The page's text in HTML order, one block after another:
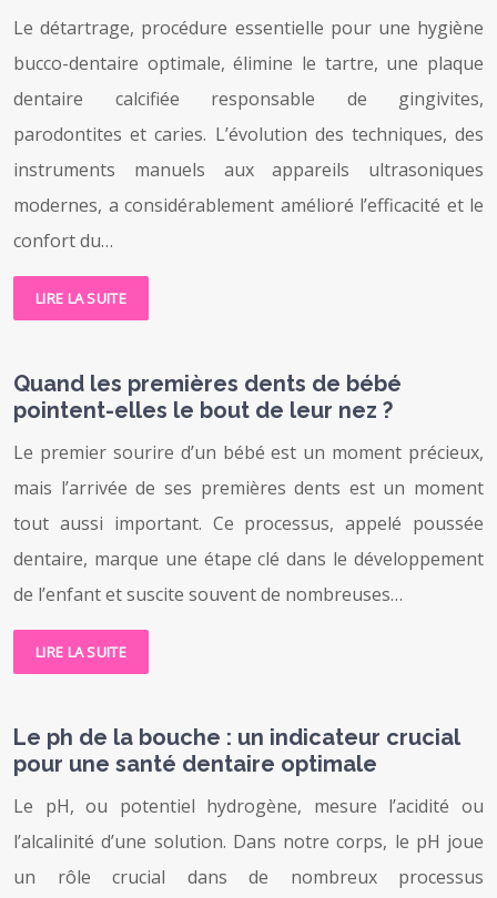
Le détartrage, procédure essentielle pour une hygiène
bucco-dentaire optimale, élimine le tartre, une plaque
dentaire calcifiée responsable de gingivites,
parodontites et caries. L’évolution des techniques, des
instruments manuels aux appareils ultrasoniques
modernes, a considérablement amélioré l’efficacité et le
confort du…
LIRE LA SUITE
Quand les premières dents de bébé
pointent-elles le bout de leur nez ?
Le premier sourire d’un bébé est un moment précieux,
mais l’arrivée de ses premières dents est un moment
tout aussi important. Ce processus, appelé poussée
dentaire, marque une étape clé dans le développement
de l’enfant et suscite souvent de nombreuses…
LIRE LA SUITE
Le ph de la bouche : un indicateur crucial
pour une santé dentaire optimale
Le pH, ou potentiel hydrogène, mesure l’acidité ou
l’alcalinité d’une solution. Dans notre corps, le pH joue
un rôle crucial dans de nombreux processus